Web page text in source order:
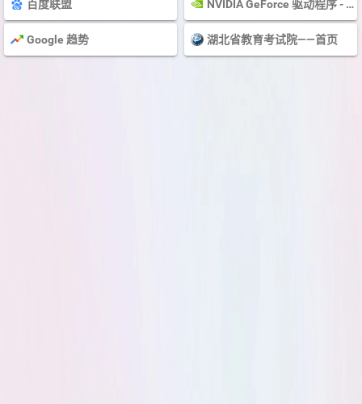
百度联盟 NVIDIA GeForce 驱动程序 - N 卡驱动 | NVIDIA
Google 趋势 湖北省教育考试院——首页